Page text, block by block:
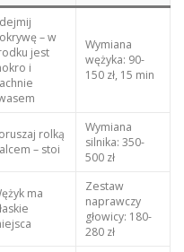
– w
jest
i
Wymiana
wężyka: 90-
150 zł, 15 min
rolką
– stoi
Wymiana
silnika: 350-
500 zł
ma
Zestaw
naprawczy
głowicy: 180-
280 zł